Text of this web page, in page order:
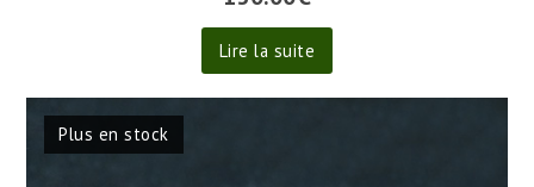
Lire la suite
Plus en stock